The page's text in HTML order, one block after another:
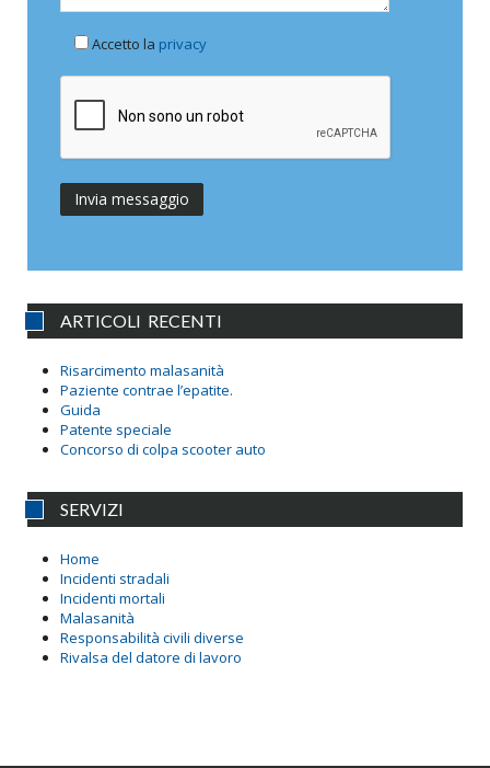
Accetto la privacy
ARTICOLI RECENTI
Risarcimento malasanità
Paziente contrae l’epatite.
Guida
Patente speciale
Concorso di colpa scooter auto
SERVIZI
Home
Incidenti stradali
Incidenti mortali
Malasanità
Responsabilità civili diverse
Rivalsa del datore di lavoro